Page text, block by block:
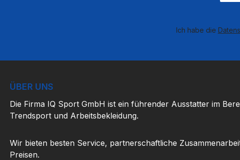
Ich habe die
ÜBER UNS
Die Firma IQ Sport GmbH ist ein führender Ausstatter im
Trendsport und Arbeitsbekleidung.
Wir bieten besten Service, partnerschaftliche
Preisen.